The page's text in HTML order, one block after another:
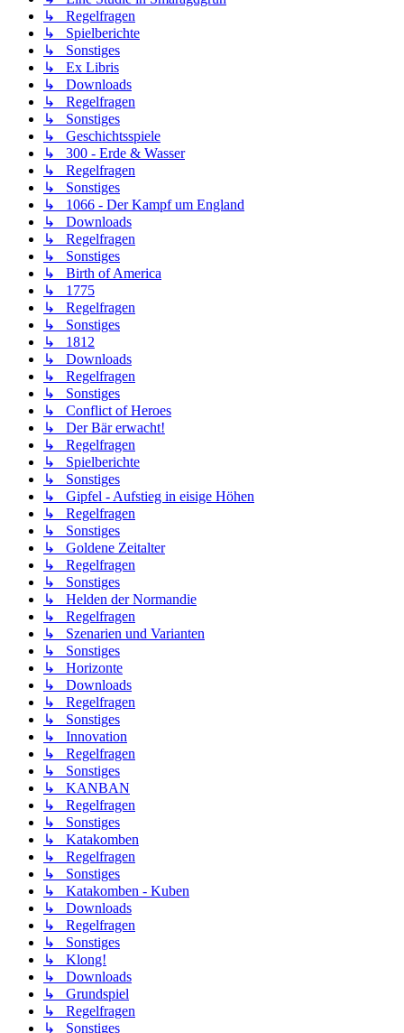
↳ Regelfragen
↳ Spielberichte
↳ Sonstiges
↳ Ex Libris
↳ Downloads
↳ Regelfragen
↳ Sonstiges
↳ Geschichtsspiele
↳ 300 - Erde & Wasser
↳ Regelfragen
↳ Sonstiges
↳ 1066 - Der Kampf um England
↳ Downloads
↳ Regelfragen
↳ Sonstiges
↳ Birth of America
↳ 1775
↳ Regelfragen
↳ Sonstiges
↳ 1812
↳ Downloads
↳ Regelfragen
↳ Sonstiges
↳ Conflict of Heroes
↳ Der Bär erwacht!
↳ Regelfragen
↳ Spielberichte
↳ Sonstiges
↳ Gipfel - Aufstieg in eisige Höhen
↳ Regelfragen
↳ Sonstiges
↳ Goldene Zeitalter
↳ Regelfragen
↳ Sonstiges
↳ Helden der Normandie
↳ Regelfragen
↳ Szenarien und Varianten
↳ Sonstiges
↳ Horizonte
↳ Downloads
↳ Regelfragen
↳ Sonstiges
↳ Innovation
↳ Regelfragen
↳ Sonstiges
↳ KANBAN
↳ Regelfragen
↳ Sonstiges
↳ Katakomben
↳ Regelfragen
↳ Sonstiges
↳ Katakomben - Kuben
↳ Downloads
↳ Regelfragen
↳ Sonstiges
↳ Klong!
↳ Downloads
↳ Grundspiel
↳ Regelfragen
↳ Sonstiges